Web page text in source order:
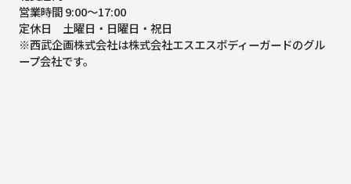
営業時間 9:00～17:00
定休日 土曜日・日曜日・祝日
※西武企画株式会社は株式会社エスエスボディーガードのグル
ープ会社です。